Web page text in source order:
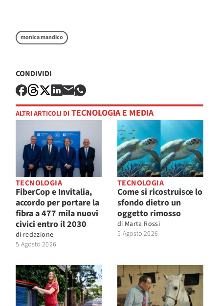
monica mandico
CONDIVIDI
ALTRI ARTICOLI DI TECNOLOGIA E MEDIA
TECNOLOGIA
FiberCop e Invitalia,
accordo per portare la
fibra a 477 mila nuovi
civici entro il 2030
di redazione
5 Agosto 2026
TECNOLOGIA
Come si ricostruisce lo
sfondo dietro un
oggetto rimosso
di Marta Rossi
5 Agosto 2026